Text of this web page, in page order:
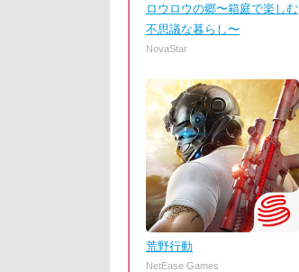
ロウロウの郷〜箱庭で楽しむ
不思議な暮らし〜
NovaStar
荒野行動
NetEase Games